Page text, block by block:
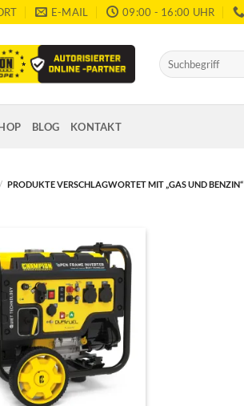
E-MAIL 09:00 - 16:00 UHR
Suche
nach:
BLOG KONTAKT
/ PRODUKTE VERSCHLAGWORTET MIT „GAS UND BENZIN“